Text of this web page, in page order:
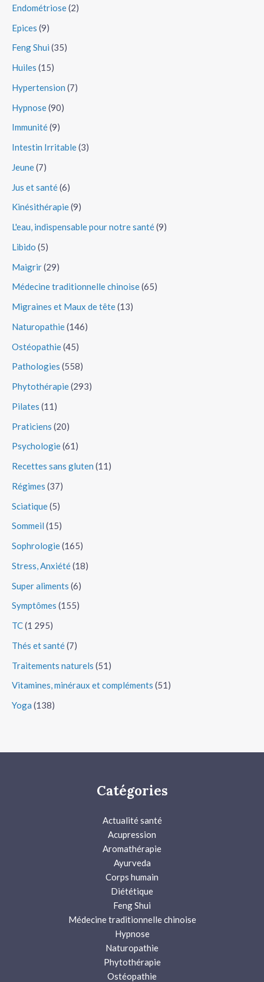
Endométriose(2)
Epices (9)
Feng Shui (35)
Huiles (15)
Hypertension (7)
Hypnose(90)
Immunité(9)
Intestin Irritable(3)
Jeune(7)
Jus et santé(6)
Kinésithérapie(9)
L'eau, indispensable pour notre santé(9)
Libido (5)
Maigrir(29)
Médecine traditionnelle chinoise(65)
Migraines et Maux de tête(13)
Naturopathie(146)
Ostéopathie(45)
Pathologies (558)
Phytothérapie(293)
Pilates (11)
Praticiens (20)
Psychologie(61)
Recettes sans gluten (11)
Régimes (37)
Sciatique(5)
Sommeil (15)
Sophrologie(165)
Stress, Anxiété(18)
Super aliments (6)
Symptômes (155)
TC(1 295)
Thés et santé(7)
Traitements naturels (51)
Vitamines, minéraux et compléments (51)
Yoga (138)
Catégories
Actualité santé
Acupression
Aromathérapie
Ayurveda
Corps humain
Diététique
Feng Shui
Médecine traditionnelle chinoise
Hypnose
Naturopathie
Phytothérapie
Ostéopathie